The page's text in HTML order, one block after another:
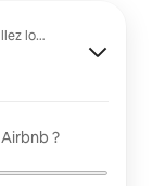
louer ?
?